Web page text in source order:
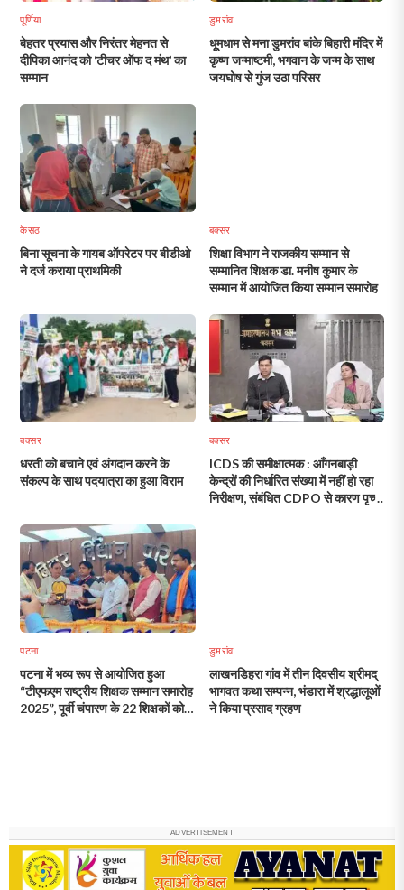
पूर्णिया
बेहतर प्रयास और निरंतर मेहनत से
दीपिका आनंद को ‘टीचर ऑफ द मंथ’ का
सम्मान
डुमरांव
धूूमधाम से मना डुमरांव बांके बिहारी मंदिर में
कृष्ण जन्माष्टमी, भगवान के जन्म के साथ
जयघोष से गुंज उठा परिसर
केसठ
बिना सूचना के गायब ऑपरेटर पर बीडीओ
ने दर्ज कराया प्राथमिकी
बक्सर
शिक्षा विभाग ने राजकीय सम्मान से
सम्मानित शिक्षक डा. मनीष कुमार के
सम्मान में आयोजित किया सम्मान समारोह
बक्सर
धरती को बचाने एवं अंगदान करने के
संकल्प के साथ पदयात्रा का हुआ विराम
बक्सर
ICDS की समीक्षात्मक : आँगनबाड़ी
केन्द्रों की निर्धारित संख्या में नहीं हो रहा
निरीक्षण, संबंधित CDPO से कारण पृच्छा
पटना
पटना में भव्य रूप से आयोजित हुआ
“टीएफएम राष्ट्रीय शिक्षक सम्मान समारोह
2025”, पूर्वी चंपारण के 22 शिक्षकों को
डुमरांव
लाखनडिहरा गांव में तीन दिवसीय श्रीमद्
भागवत कथा सम्पन्न, भंडारा में श्रद्धालूओं
ने किया प्रसाद ग्रहण
ADVERTISEMENT